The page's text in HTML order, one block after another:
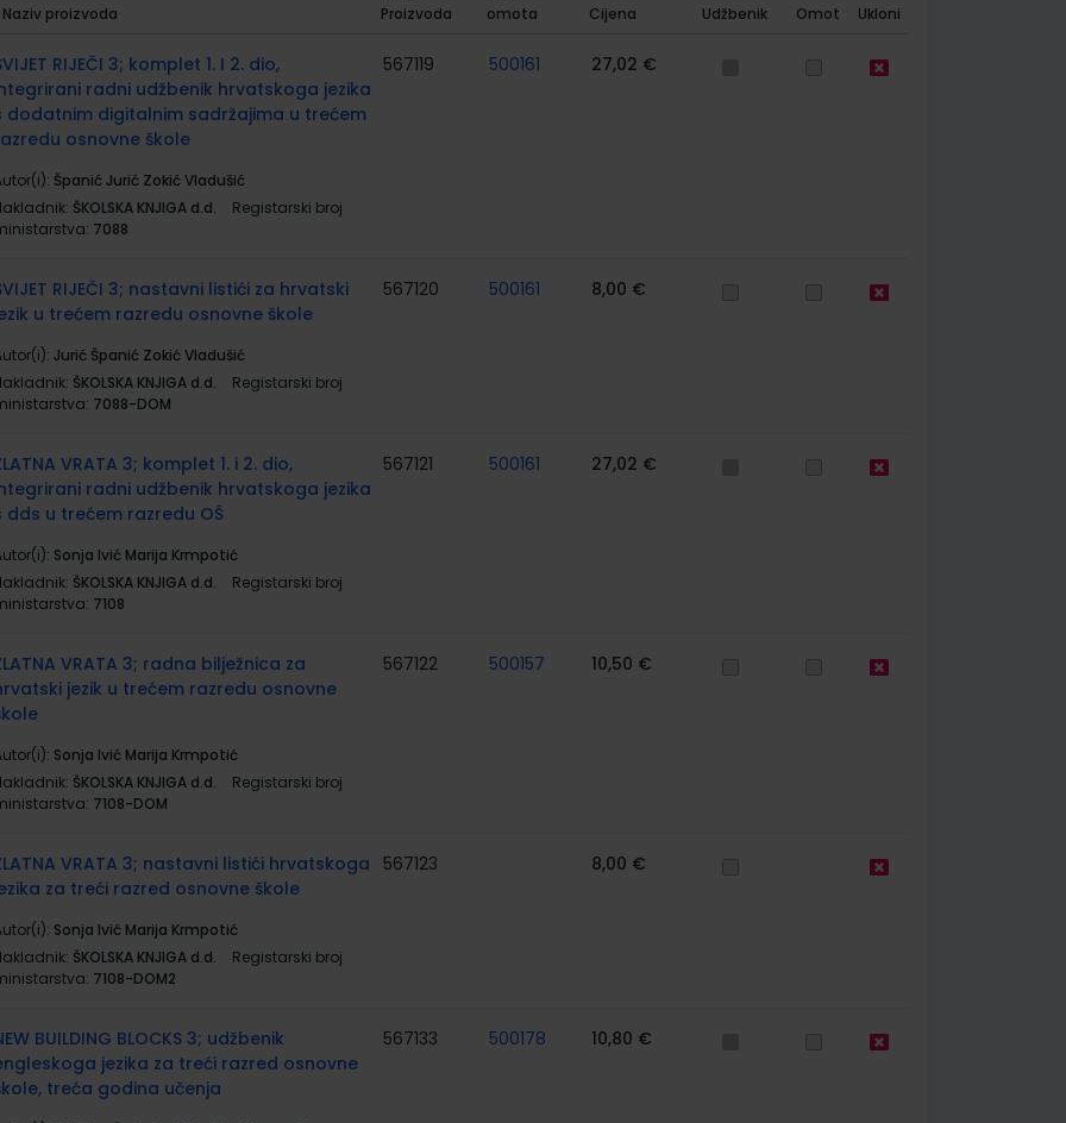
Naziv proizvoda
Proizvoda
omota
Cijena Udžbenik Omot Ukloni
RIJEČI 3; komplet 1. I 2. dio,
radni udžbenik hrvatskoga jezika
dodatnim digitalnim sadržajima u trećem
osnovne škole
Španić Jurić Zokić Vladušić
ŠKOLSKA KNJIGA d.d.
Registarski broj
7088
567119 500161 27,02 €
RIJEČI 3; nastavni listići za hrvatski
u trećem razredu osnovne škole
Jurić Španić Zokić Vladušić
ŠKOLSKA KNJIGA d.d.
Registarski broj
7088-DOM
567120 500161 8,00 €
VRATA 3; komplet 1. i 2. dio,
radni udžbenik hrvatskoga jezika
dds u trećem razredu OŠ
Sonja Ivić Marija Krmpotić
ŠKOLSKA KNJIGA d.d.
Registarski broj
7108
567121 500161 27,02 €
VRATA 3; radna bilježnica za
jezik u trećem razredu osnovne
Sonja Ivić Marija Krmpotić
ŠKOLSKA KNJIGA d.d.
Registarski broj
7108-DOM
567122 500157 10,50 €
VRATA 3; nastavni listići hrvatskoga
za treći razred osnovne škole
Sonja Ivić Marija Krmpotić
ŠKOLSKA KNJIGA d.d.
Registarski broj
7108-DOM2
567123 8,00 €
BUILDING BLOCKS 3; udžbenik
jezika za treći razred osnovne
treća godina učenja
567133 500178 10,80 €